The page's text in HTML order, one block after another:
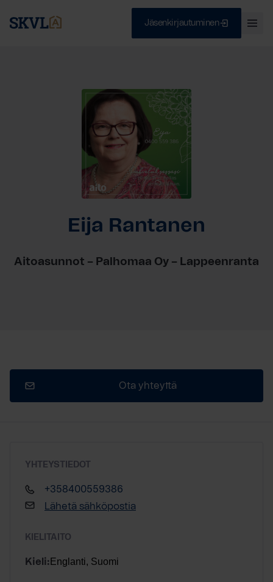
Jäsenkirjautuminen
Eija Rantanen
Aitoasunnot – Palhomaa Oy – Lappeenranta
Ota yhteyttä
YHTEYSTIEDOT
+358400559386
Lähetä sähköpostia
KIELITAITO
Kieli: Englanti, Suomi